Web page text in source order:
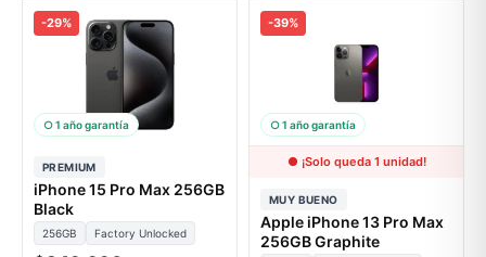
-29%
○ 1 año garantía
PREMIUM
iPhone 15 Pro Max 256GB
Black
256GB Factory Unlocked
-39%
○ 1 año garantía
● ¡Solo queda 1 unidad!
MUY BUENO
Apple iPhone 13 Pro Max
256GB Graphite